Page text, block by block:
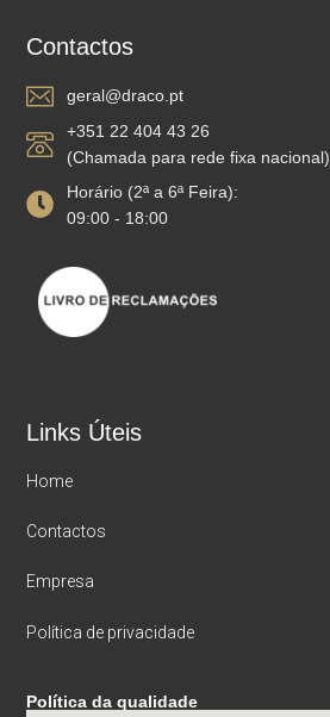
Contactos
geral@draco.pt
+351 22 404 43 26
(Chamada para rede fixa nacional)
Horário (2ª a 6ª Feira):
09:00 - 18:00
Links Úteis
Home
Contactos
Empresa
Política de privacidade
Política da qualidade